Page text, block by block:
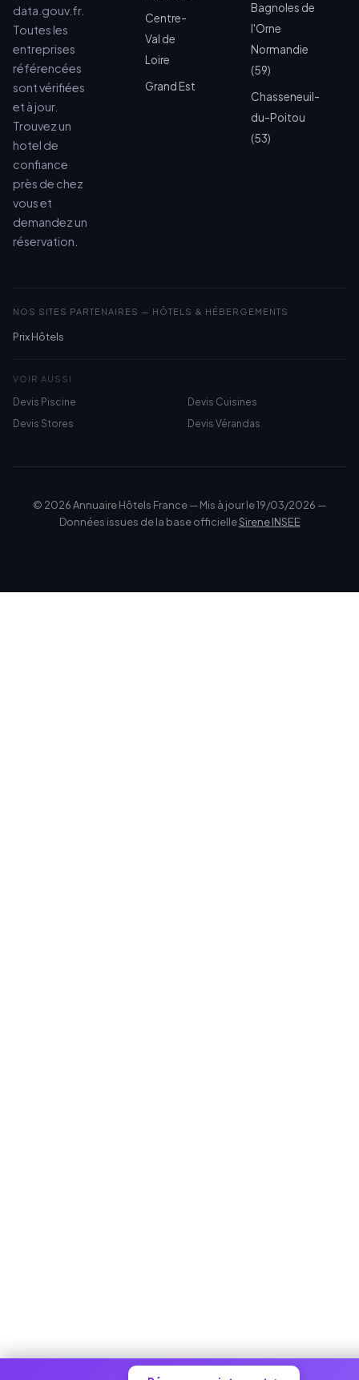
data.gouv.fr.
Toutes les
entreprises
référencées
sont vérifiées
et à jour.
Trouvez un
hotel de
confiance
près de chez
vous et
demandez un
réservation.
Centre-
Val de
Loire
Grand Est
Bagnoles de
l'Orne
Normandie
(59)
Chasseneuil-
du-Poitou
(53)
NOS SITES PARTENAIRES — HÔTELS & HÉBERGEMENTS
Prix Hôtels
VOIR AUSSI
Devis Piscine
Devis Cuisines
Devis Stores
Devis Vérandas
© 2026 Annuaire Hôtels France — Mis à jour le 19/03/2026 —
Données issues de la base officielleSirene INSEE